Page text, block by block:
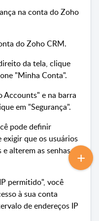
na conta do Zoho
do Zoho CRM.
da tela, clique
"Minha Conta".
Accounts" e na barra
em "Segurança".
pode definir
exigir que os usuários
alterem as senhas
permitido", você
à sua conta
de endereços IP